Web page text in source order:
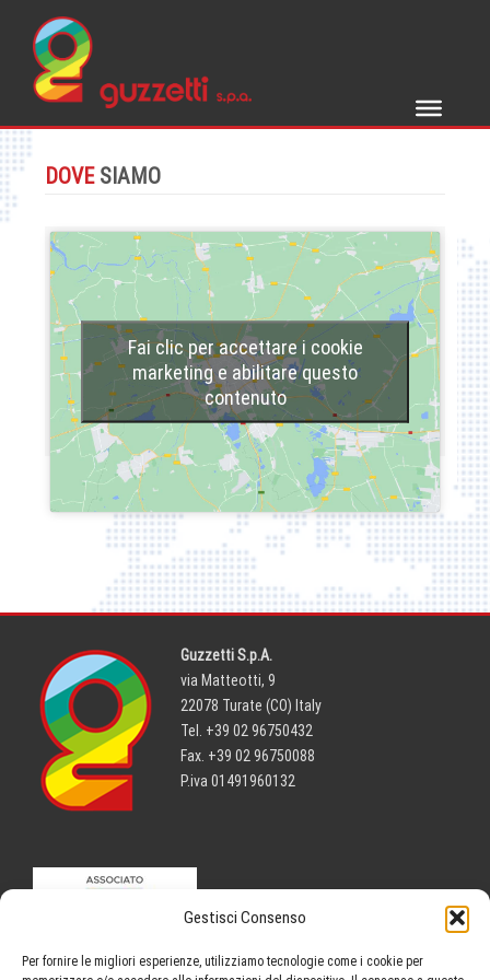
Gestisci Consenso
Per fornire le migliori esperienze, utilizziamo tecnologie come i cookie per
content
DOVE SIAMO
Fai clic per accettare i cookie
marketing e abilitare questo
contenuto
Guzzetti S.p.A.
via Matteotti, 9
22078 Turate (CO) Italy
Tel. +39 02 96750432
Fax. +39 02 96750088
P.iva 01491960132